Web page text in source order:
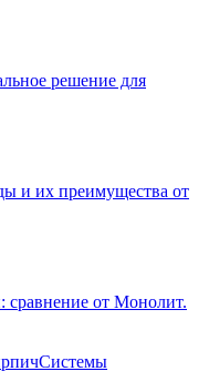
решение для
и их преимущества от
сравнение от Монолит.
Системы